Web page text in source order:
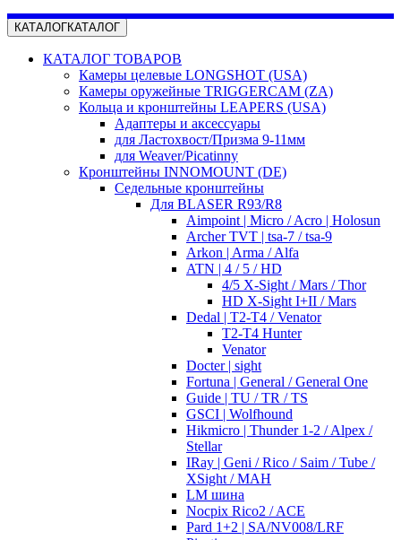
КАТАЛОГКАТАЛОГ
КАТАЛОГ ТОВАРОВ
Камеры целевые LONGSHOT (USA)
Камеры оружейные TRIGGERCAM (ZA)
Кольца и кронштейны LEAPERS (USA)
Адаптеры и аксессуары
для Ластохвост/Призма 9-11мм
для Weaver/Picatinny
Кронштейны INNOMOUNT (DE)
Седельные кронштейны
Для BLASER R93/R8
Aimpoint | Micro / Acro | Holosun
Archer TVT | tsa-7 / tsa-9
Arkon | Arma / Alfa
ATN | 4 / 5 / HD
4/5 X-Sight / Mars / Thor
HD X-Sight I+II / Mars
Dedal | T2-T4 / Venator
T2-T4 Hunter
Venator
Docter | sight
Fortuna | General / General One
Guide | TU / TR / TS
GSCI | Wolfhound
Hikmicro | Thunder 1-2 / Alpex /
Stellar
IRay | Geni / Rico / Saim / Tube /
XSight / MAH
LM шина
Nocpix Rico2 / ACE
Pard 1+2 | SA/NV008/LRF